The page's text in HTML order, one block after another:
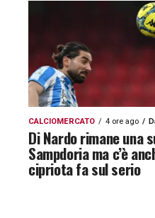
CALCIOMERCATO 4 ore ago
Di Nardo rimane una
Sampdoria ma c’è
cipriota fa sul serio